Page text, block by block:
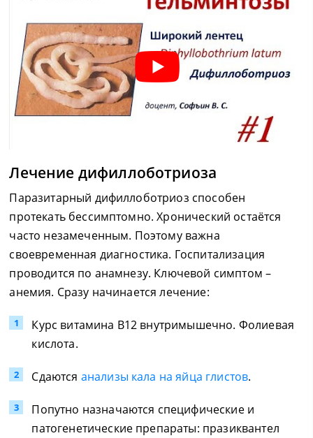
Лечение дифиллоботриоза
Паразитарный дифиллоботриоз способен
протекать бессимптомно. Хронический остаётся
часто незамеченным. Поэтому важна
своевременная диагностика. Госпитализация
проводится по анамнезу. Ключевой симптом –
анемия. Сразу начинается лечение:
Курс витамина В12 внутримышечно. Фолиевая
кислота.
Сдаются анализы кала на яйца глистов.
Попутно назначаются специфические и
патогенетические препараты: празиквантел